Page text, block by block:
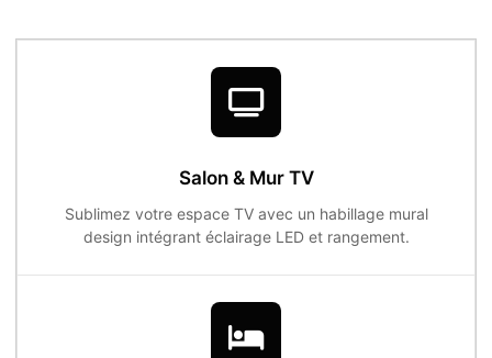
Salon & Mur TV
Sublimez votre espace TV avec un habillage mural
design intégrant éclairage LED et rangement.